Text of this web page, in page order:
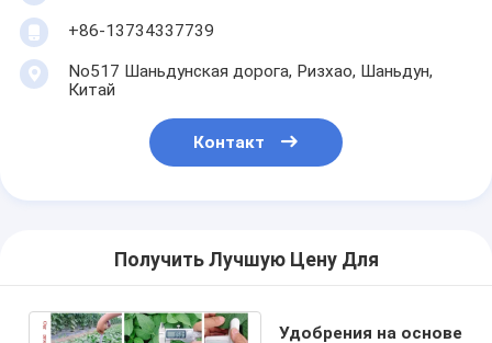
+86-13734337739
No517 Шаньдунская дорога, Ризхао, Шаньдун,
Китай
Контакт
Получить Лучшую Цену Для
Удобрения на основе